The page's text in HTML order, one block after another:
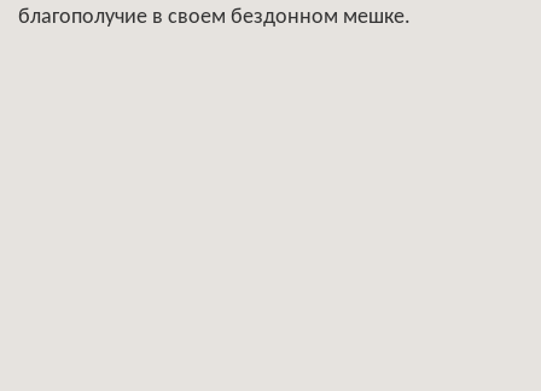
благополучие в своем бездонном мешке.